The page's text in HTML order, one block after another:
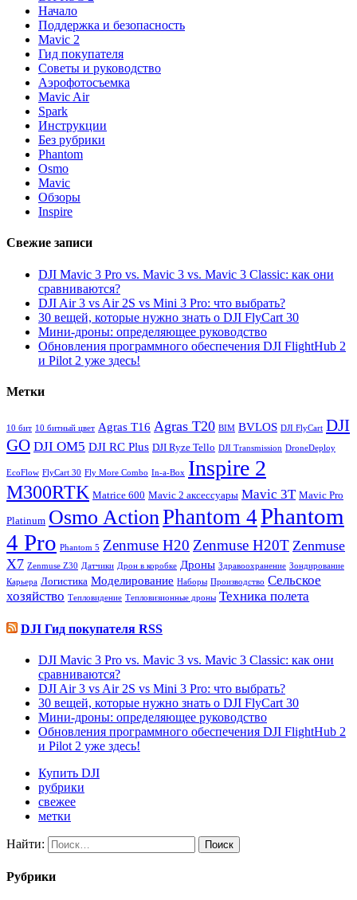
Начало
Поддержка и безопасность
Mavic 2
Гид покупателя
Советы и руководство
Аэрофотосъемка
Mavic Air
Spark
Инструкции
Без рубрики
Phantom
Osmo
Mavic
Обзоры
Inspire
Свежие записи
DJI Mavic 3 Pro vs. Mavic 3 vs. Mavic 3 Classic: как они
сравниваются?
DJI Air 3 vs Air 2S vs Mini 3 Pro: что выбрать?
30 вещей, которые нужно знать о DJI FlyCart 30
Мини-дроны: определяющее руководство
Обновления программного обеспечения DJI FlightHub 2
и Pilot 2 уже здесь!
Метки
10 бит 10 битный цвет Agras T16 Agras T20 BIM BVLOS DJI FlyCart DJI
GO DJI OM5 DJI RC Plus DJI Ryze Tello DJI Transmission DroneDeploy
EcoFlow FlyCart 30 Fly More Combo In-a-Box Inspire 2
M300RTK Matrice 600 Mavic 2 аксессуары Mavic 3T Maviс Pro
Platinum Osmo ActionPhantom 4Phantom
4 Pro Phantom 5 Zenmuse H20 Zenmuse H20T Zenmuse
X7 Zenmuse Z30 Датчики Дрон в коробке Дроны Здравоохранение Зондирование
Карьера Логистика Моделирование Наборы Производство Сельское
хозяйство Тепловидение Тепловизионные дроны Техника полета
DJI Гид покупателя RSS
DJI Mavic 3 Pro vs. Mavic 3 vs. Mavic 3 Classic: как они
сравниваются?
DJI Air 3 vs Air 2S vs Mini 3 Pro: что выбрать?
30 вещей, которые нужно знать о DJI FlyCart 30
Мини-дроны: определяющее руководство
Обновления программного обеспечения DJI FlightHub 2
и Pilot 2 уже здесь!
Купить DJI
рубрики
свежее
метки
Найти:
Рубрики